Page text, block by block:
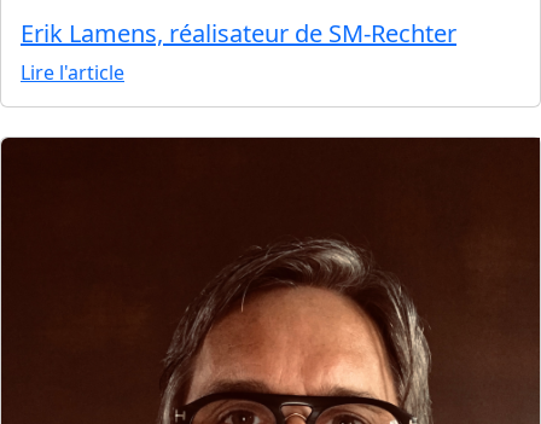
Erik Lamens, réalisateur de SM-Rechter
Lire l'article